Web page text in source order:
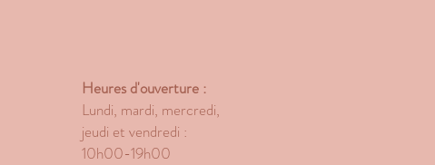
Heures d'ouverture :
Lundi, mardi, mercredi,
jeudi et vendredi :
10h00-19h00